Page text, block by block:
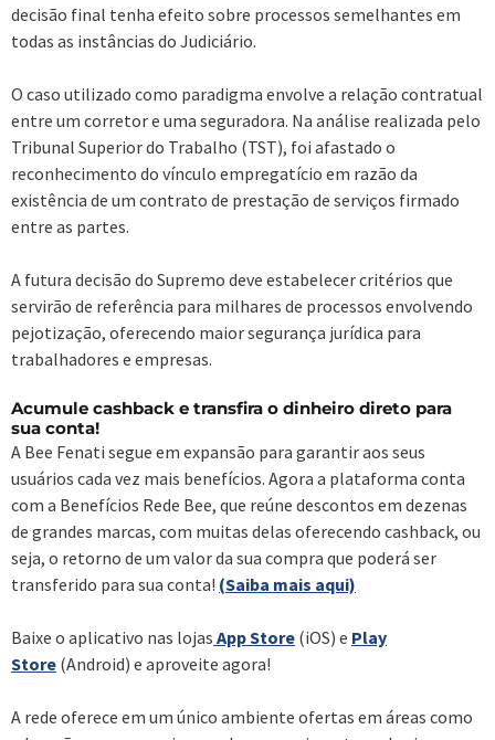
decisão final tenha efeito sobre processos semelhantes em
todas as instâncias do Judiciário.
O caso utilizado como paradigma envolve a relação contratual
entre um corretor e uma seguradora. Na análise realizada pelo
Tribunal Superior do Trabalho (TST), foi afastado o
reconhecimento do vínculo empregatício em razão da
existência de um contrato de prestação de serviços firmado
entre as partes.
A futura decisão do Supremo deve estabelecer critérios que
servirão de referência para milhares de processos envolvendo
pejotização, oferecendo maior segurança jurídica para
trabalhadores e empresas.
Acumule cashback e transfira o dinheiro direto para
sua conta!
A Bee Fenati segue em expansão para garantir aos seus
usuários cada vez mais benefícios. Agora a plataforma conta
com a Benefícios Rede Bee, que reúne descontos em dezenas
de grandes marcas, com muitas delas oferecendo cashback, ou
seja, o retorno de um valor da sua compra que poderá ser
transferido para sua conta! (Saiba mais aqui)
Baixe o aplicativo nas lojas App Store (iOS) e Play
Store (Android) e aproveite agora!
A rede oferece em um único ambiente ofertas em áreas como